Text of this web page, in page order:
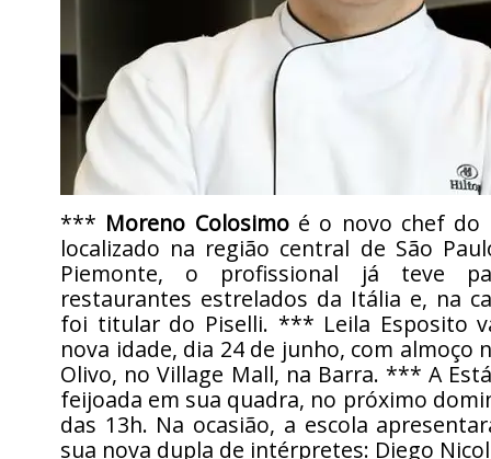
*** Moreno Colosimoé o novo chef do
localizado na região central de São
Piemonte, o profissional já teve
restaurantes estrelados da Itália e, na
foi titular do Piselli. *** Leila Esposito
nova idade, dia 24 de junho, com almoço
Olivo, no Village Mall, na Barra. *** A
feijoada em sua quadra, no próximo
das 13h. Na ocasião, a escola
sua nova dupla de intérpretes: Diego